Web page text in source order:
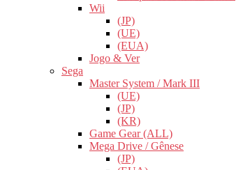
Wii
(JP)
(UE)
(EUA)
Jogo & Ver
Sega
Master System / Mark III
(UE)
(JP)
(KR)
Game Gear (ALL)
Mega Drive / Gênese
(JP)